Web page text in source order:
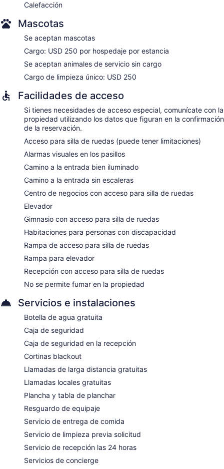
Calefacción
Mascotas
Se aceptan mascotas
Cargo: USD 250 por hospedaje por estancia
Se aceptan animales de servicio sin cargo
Cargo de limpieza único: USD 250
Facilidades de acceso
Si tienes necesidades de acceso especial, comunícate con la
propiedad utilizando los datos que figuran en la confirmación
de la reservación.
Acceso para silla de ruedas (puede tener limitaciones)
Alarmas visuales en los pasillos
Camino a la entrada bien iluminado
Camino a la entrada sin escaleras
Centro de negocios con acceso para silla de ruedas
Elevador
Gimnasio con acceso para silla de ruedas
Habitaciones para personas con discapacidad
Rampa de acceso para silla de ruedas
Rampa para elevador
Recepción con acceso para silla de ruedas
No se permite fumar en la propiedad
Servicios e instalaciones
Botella de agua gratuita
Caja de seguridad
Caja de seguridad en la recepción
Cortinas blackout
Llamadas de larga distancia gratuitas
Llamadas locales gratuitas
Plancha y tabla de planchar
Resguardo de equipaje
Servicio de entrega de comida
Servicio de limpieza previa solicitud
Servicio de recepción las 24 horas
Servicios de concierge